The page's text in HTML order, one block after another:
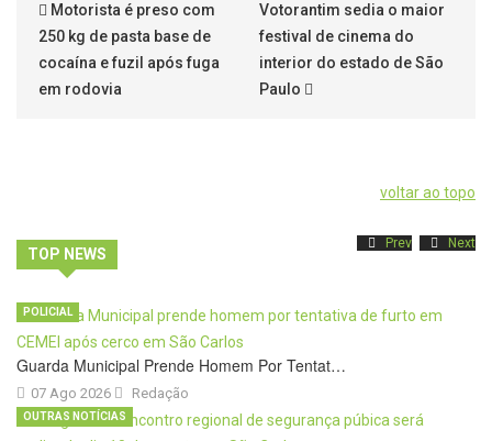
Motorista é preso com
250 kg de pasta base de
cocaína e fuzil após fuga
em rodovia
Votorantim sedia o maior
festival de cinema do
interior do estado de São
Paulo
voltar ao topo
TOP NEWS
Prev Next
Guarda Municipal Prende Homem Por Tentat…
07 Ago 2026
POLICIAL
Redação
OUTRAS NOTÍCIAS